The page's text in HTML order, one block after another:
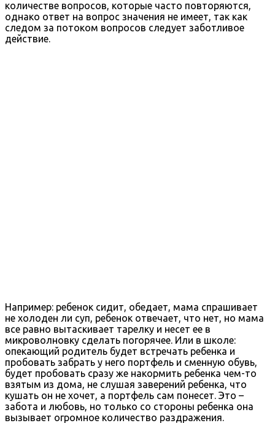
количестве вопросов, которые часто повторяются,
однако ответ на вопрос значения не имеет, так как
следом за потоком вопросов следует заботливое
действие.
Например: ребенок сидит, обедает, мама спрашивает
не холоден ли суп, ребенок отвечает, что нет, но мама
все равно вытаскивает тарелку и несет ее в
микроволновку сделать погорячее. Или в школе:
опекающий родитель будет встречать ребенка и
пробовать забрать у него портфель и сменную обувь,
будет пробовать сразу же накормить ребенка чем-то
взятым из дома, не слушая заверений ребенка, что
кушать он не хочет, а портфель сам понесет. Это –
забота и любовь, но только со стороны ребенка она
вызывает огромное количество раздражения.